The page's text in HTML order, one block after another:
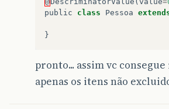
public
class Pessoa
}
pronto... assim vc
apenas os itens não